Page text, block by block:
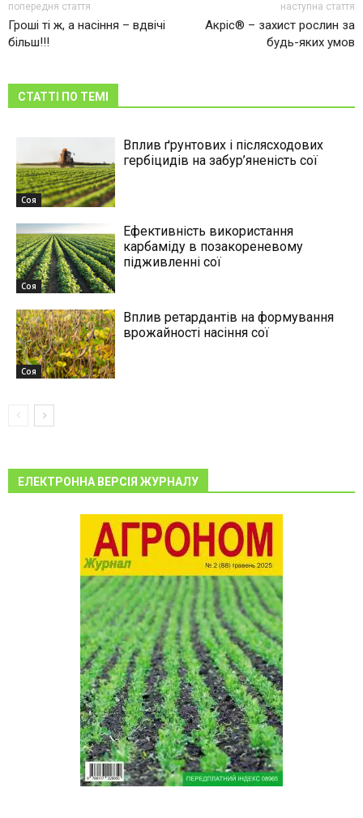
попередня стаття
Гроші ті ж, а насіння – вдвічі
більш!!!
наступна стаття
Акріс® – захист рослин за
будь-яких умов
СТАТТІ ПО ТЕМІ
Соя
Вплив ґрунтових і післясходових
гербіцидів на забур’яненість сої
Соя
Ефективність використання
карбаміду в позакореневому
підживленні сої
Соя
Вплив ретардантів на формування
врожайності насіння сої
ЕЛЕКТРОННА ВЕРСІЯ ЖУРНАЛУ